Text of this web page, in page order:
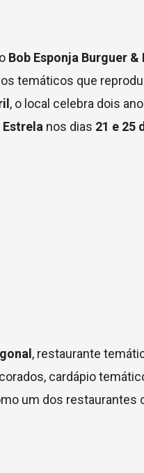
Bob Esponja Burguer
temáticos que
, o local celebra dois
nos dias 21 e 25
, restaurante
cardápio
um dos restaurantes